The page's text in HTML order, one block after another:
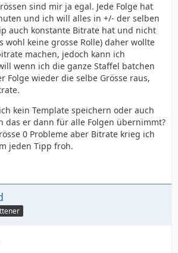
sind mir ja egal. Jede Folge hat
und ich will alles in +/- der selben
auch konstante Bitrate hat und nicht
wohl keine grosse Rolle) daher wollte
machen, jedoch kann ich
wenn ich die ganze Staffel batchen
Folge wieder die selbe Grösse raus,
kein Template speichern oder auch
das er dann für alle Folgen übernimmt?
0 Probleme aber Bitrate krieg ich
jeden Tipp froh.